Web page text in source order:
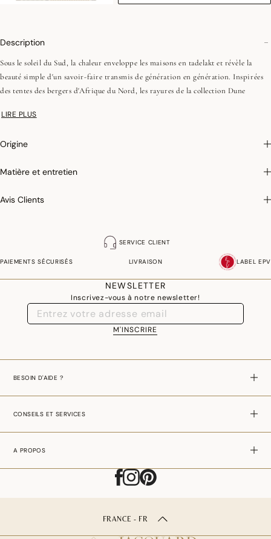
Description
Sous le soleil du Sud, la chaleur enveloppe les maisons en tadelakt et révèle la
beauté simple d'un savoir-faire transmis de génération en génération. Inspirées
des tentes des bergers d'Afrique du Nord, les rayures de la collection Dune
restituent la lumière et le mouvement doux des dunes. Composée à 61 % de fils «
démarche durable.
Dont 61% de fils "Re-Fil" : 50% de fibres de coton recyclés et 50% de coton
Photographies :les photographies sont les plus fidèles possibles mais ne peuvent
assurer une similitude parfaite avec le produit vendu, notamment en ce qui
LIRE PLUS
Origine
Matière et entretien
Avis Clients
SERVICE CLIENT
PAIEMENTS SÉCURISÉS LIVRAISON LABEL EPV
NEWSLETTER
Inscrivez-vous à notre newsletter!
M'INSCRIRE
BESOIN D'AIDE ?
CONSEILS ET SERVICES
A PROPOS
FRANCE - FR